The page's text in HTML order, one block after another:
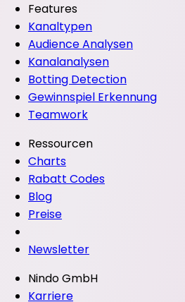
Features
Kanaltypen
Audience Analysen
Kanalanalysen
Botting Detection
Gewinnspiel Erkennung
Teamwork
Ressourcen
Charts
Rabatt Codes
Blog
Preise
Newsletter
Nindo GmbH
Karriere